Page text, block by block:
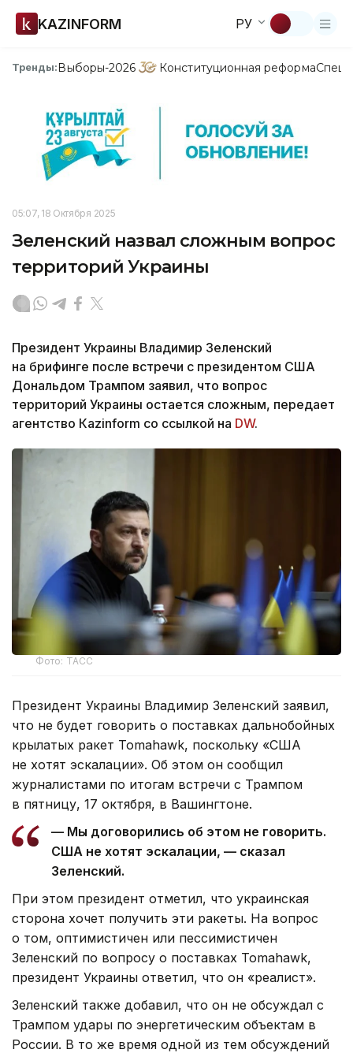
KAZINFORM РУ
Тренды:Выборы-2026 Конституционная реформа
05:07, 18 Октября 2025
Зеленский назвал сложным вопрос
территорий Украины
Президент Украины Владимир Зеленский
на брифинге после встречи с президентом США
Дональдом Трампом заявил, что вопрос
территорий Украины остается сложным, передает
агентство Кazinform со ссылкой на DW.
Фото: ТАСС
Президент Украины Владимир Зеленский заявил,
что не будет говорить о поставках дальнобойных
крылатых ракет Tomahawk, поскольку «США
не хотят эскалации». Об этом он сообщил
журналистами по итогам встречи с Трампом
в пятницу, 17 октября, в Вашингтоне.
— Мы договорились об этом не говорить.
США не хотят эскалации, — сказал
Зеленский.
При этом президент отметил, что украинская
сторона хочет получить эти ракеты. На вопрос
о том, оптимистичен или пессимистичен
Зеленский по вопросу о поставках Tomahawk,
президент Украины ответил, что он «реалист».
Зеленский также добавил, что он не обсуждал с
Трампом удары по энергетическим объектам в
России. В то же время одной из тем обсуждений